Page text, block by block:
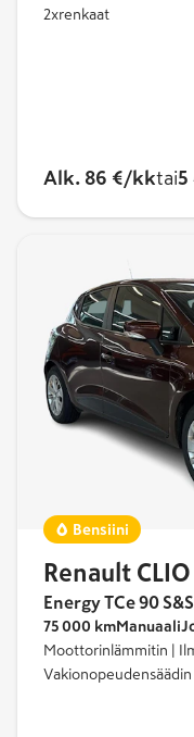
MG
Polestar
Škoda
Subaru
Suzuki
Toyota
Volvo
Myy
Olemme
2xrenkaat
Alk. 86 €/kktai5
Bensiini
Renault CLIO
Energy TCe 90
75 000 kmManuaali
Moottorinlämmitin |
Vakionopeudensäädin